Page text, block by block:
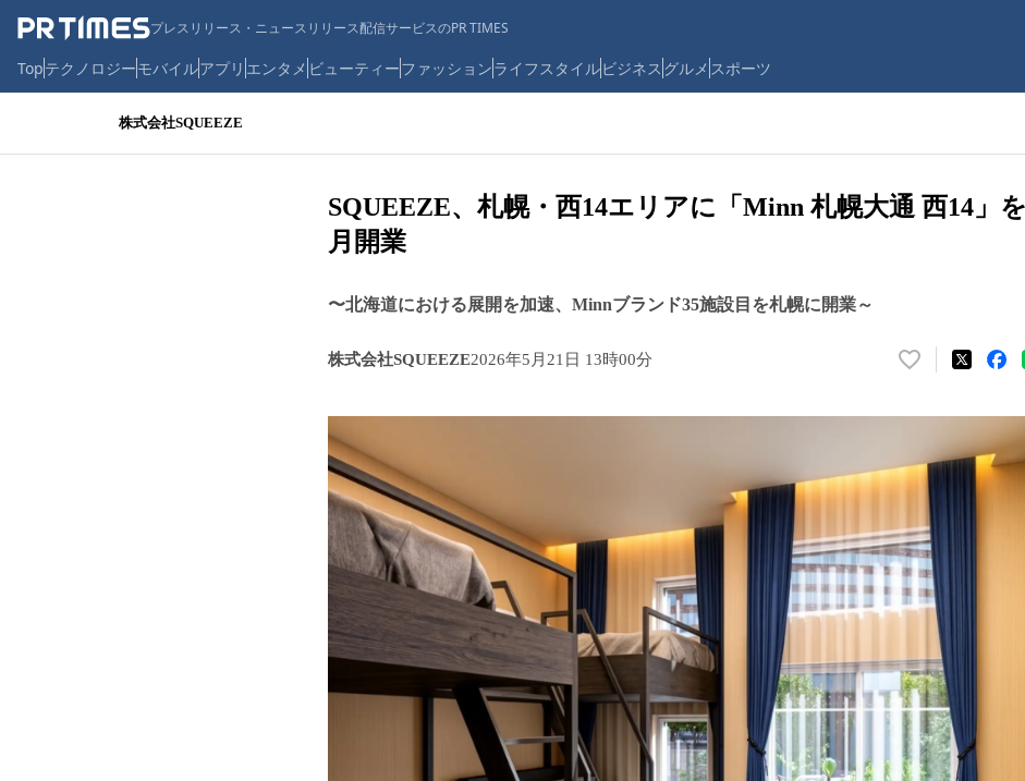
プレスリリース・ニュースリリース配信サービスのPR TIMES
Topテクノロジーモバイルアプリ エンタメ ビューティーファッションライフスタイルビジネス グルメ スポーツ
株式会社SQUEEZE
SQUEEZE、札幌・西14エリアに「Minn 札幌大通 西14」
月開業
〜北海道における展開を加速、Minnブランド35施設目を札幌に開業～
株式会社SQUEEZE2026年5月21日 13時00分
い
ね
数
を
み
込
み
中